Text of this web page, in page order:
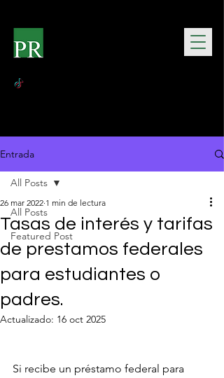
Entrada
All Posts
Featured Post
All Posts
Tasas de interés y tarifas
de prestamos federales
para estudiantes o
padres.
26 mar 2022 1 min de lectura
Actualizado: 16 oct 2025
Si recibe un préstamo federal para